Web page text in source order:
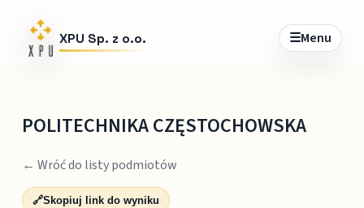
XPU Sp. z o.o. ☰Menu
POLITECHNIKA CZĘSTOCHOWSKA
← Wróć do listy podmiotów
🔗Skopiuj link do wyniku